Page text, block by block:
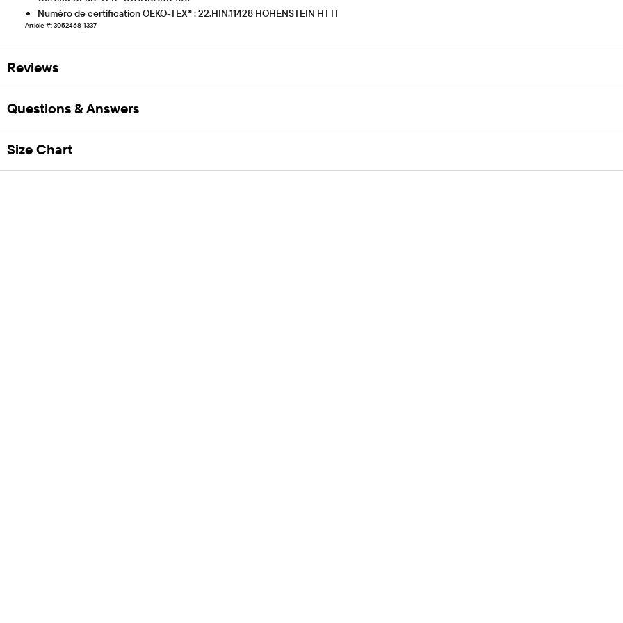
Numéro de certification OEKO-TEX® : 22.HIN.11428 HOHENSTEIN HTTI
Article #: 3052468_1337
Reviews
Questions & Answers
Size Chart